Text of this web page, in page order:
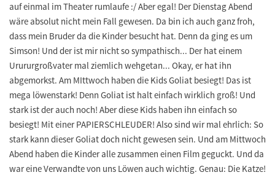
auf einmal im Theater rumlaufe :/ Aber egal! Der Dienstag Abend
wäre absolut nicht mein Fall gewesen. Da bin ich auch ganz froh,
dass mein Bruder da die Kinder besucht hat. Denn da ging es um
Simson! Und der ist mir nicht so sympathisch... Der hat einem
Urururgroßvater mal ziemlich wehgetan... Okay, er hat ihn
abgemorkst. Am MIttwoch haben die Kids Goliat besiegt! Das ist
mega löwenstark! Denn Goliat ist halt einfach wirklich groß! Und
stark ist der auch noch! Aber diese Kids haben ihn einfach so
besiegt! Mit einer PAPIERSCHLEUDER! Also sind wir mal ehrlich: So
stark kann dieser Goliat doch nicht gewesen sein. Und am Mittwoch
Abend haben die Kinder alle zusammen einen Film geguckt. Und da
war eine Verwandte von uns Löwen auch wichtig. Genau: Die Katze!